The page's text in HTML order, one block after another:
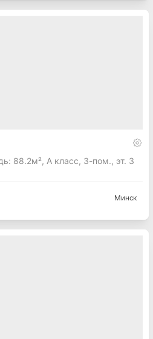
88.2м², A класс, 3-пом., эт. 3
Минск